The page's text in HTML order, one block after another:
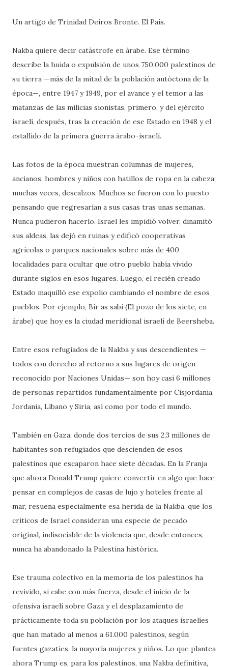
Un artigo de Trinidad Deiros Bronte. El País.
Nakba quiere decir catástrofe en árabe. Ese término
describe la huida o expulsión de unos 750.000 palestinos de
su tierra —más de la mitad de la población autóctona de la
época—, entre 1947 y 1949, por el avance y el temor a las
matanzas de las milicias sionistas, primero, y del ejército
israelí, después, tras la creación de ese Estado en 1948 y el
estallido de la primera guerra árabo-israelí.
Las fotos de la época muestran columnas de mujeres,
ancianos, hombres y niños con hatillos de ropa en la cabeza;
muchas veces, descalzos. Muchos se fueron con lo puesto
pensando que regresarían a sus casas tras unas semanas.
Nunca pudieron hacerlo. Israel les impidió volver, dinamitó
sus aldeas, las dejó en ruinas y edificó cooperativas
agrícolas o parques nacionales sobre más de 400
localidades para ocultar que otro pueblo había vivido
durante siglos en esos lugares. Luego, el recién creado
Estado maquilló ese expolio cambiando el nombre de esos
pueblos. Por ejemplo, Bir as sabi (El pozo de los siete, en
árabe) que hoy es la ciudad meridional israelí de Beersheba.
Entre esos refugiados de la Nakba y sus descendientes —
todos con derecho al retorno a sus lugares de origen
reconocido por Naciones Unidas— son hoy casi 6 millones
de personas repartidos fundamentalmente por Cisjordania,
Jordania, Líbano y Siria, así como por todo el mundo.
También en Gaza, donde dos tercios de sus 2,3 millones de
habitantes son refugiados que descienden de esos
palestinos que escaparon hace siete décadas. En la Franja
que ahora Donald Trump quiere convertir en algo que hace
pensar en complejos de casas de lujo y hoteles frente al
mar, resuena especialmente esa herida de la Nakba, que los
críticos de Israel consideran una especie de pecado
original, indisociable de la violencia que, desde entonces,
nunca ha abandonado la Palestina histórica.
Ese trauma colectivo en la memoria de los palestinos ha
revivido, si cabe con más fuerza, desde el inicio de la
ofensiva israelí sobre Gaza y el desplazamiento de
prácticamente toda su población por los ataques israelíes
que han matado al menos a 61.000 palestinos, según
fuentes gazatíes, la mayoría mujeres y niños. Lo que plantea
ahora Trump es, para los palestinos, una Nakba definitiva,